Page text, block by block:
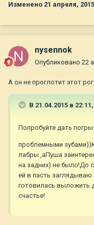
Изменено 21 апреля, 2015
nysennok
Опубликовано 22
А он не проглотит этот
В 21.04.2015 в
Попробуйте дать
проблемными
лабры ,аПуша
на задних) не было!До
ей в пасть
готовилась выложить
счастье!